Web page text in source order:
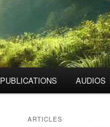
PUBLICATIONS AUDIOS
ARTICLES